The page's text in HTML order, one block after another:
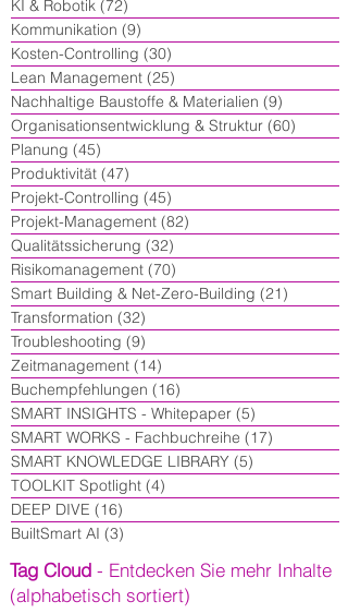
KI & Robotik (72)
Kommunikation (9)
Kosten-Controlling (30)
Lean Management (25)
Nachhaltige Baustoffe & Materialien (9)
Organisationsentwicklung & Struktur (60)
Planung (45)
Produktivität (47)
Projekt-Controlling (45)
Projekt-Management (82)
Qualitätssicherung (32)
Risikomanagement (70)
Smart Building & Net-Zero-Building (21)
Transformation (32)
Troubleshooting (9)
Zeitmanagement (14)
Buchempfehlungen (16)
SMART INSIGHTS - Whitepaper (5)
SMART WORKS - Fachbuchreihe (17)
SMART KNOWLEDGE LIBRARY (5)
TOOLKIT Spotlight (4)
DEEP DIVE (16)
BuiltSmart AI (3)
Tag Cloud - Entdecken Sie mehr Inhalte
(alphabetisch sortiert)